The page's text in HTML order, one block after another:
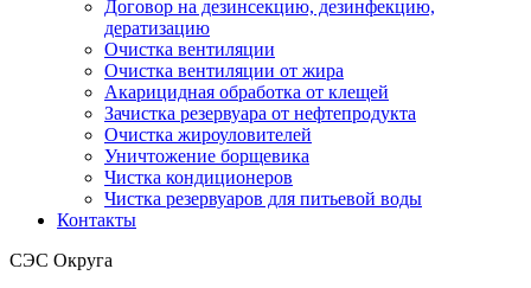
Договор на дезинсекцию, дезинфекцию,
дератизацию
Очистка вентиляции
Очистка вентиляции от жира
Акарицидная обработка от клещей
Зачистка резервуара от нефтепродукта
Очистка жироуловителей
Уничтожение борщевика
Чистка кондиционеров
Чистка резервуаров для питьевой воды
Контакты
СЭС Округа